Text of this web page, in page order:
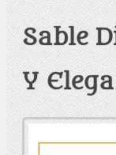
Sable
Y